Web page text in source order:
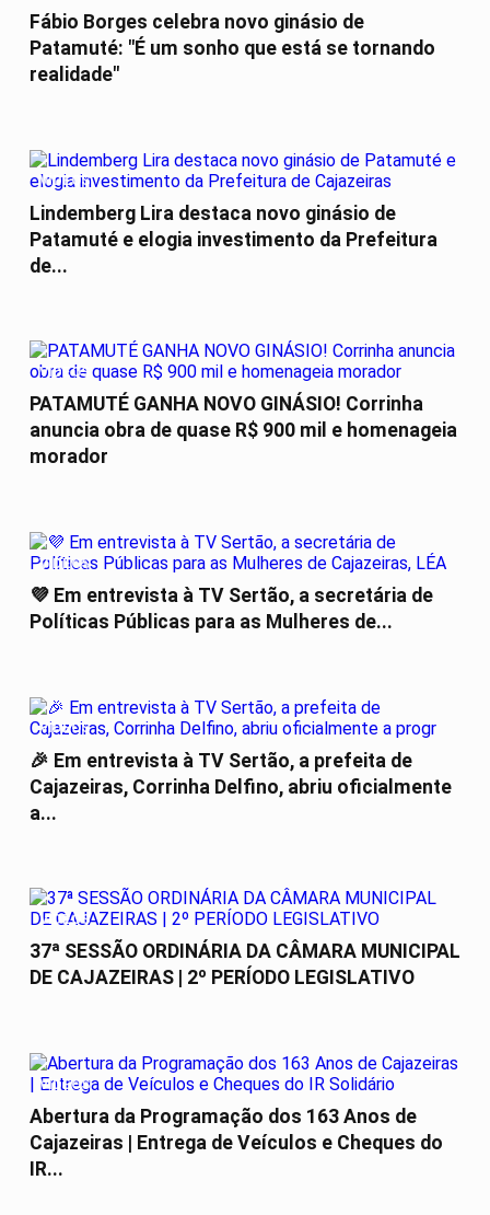
Fábio Borges celebra novo ginásio de
Patamuté: "É um sonho que está se tornando
realidade"
VÍDEOS
Lindemberg Lira destaca novo ginásio de
Patamuté e elogia investimento da Prefeitura
de...
VÍDEOS
PATAMUTÉ GANHA NOVO GINÁSIO! Corrinha
anuncia obra de quase R$ 900 mil e homenageia
morador
VÍDEOS
💜 Em entrevista à TV Sertão, a secretária de
Políticas Públicas para as Mulheres de...
VÍDEOS
🎉 Em entrevista à TV Sertão, a prefeita de
Cajazeiras, Corrinha Delfino, abriu oficialmente
a...
VÍDEOS
37ª SESSÃO ORDINÁRIA DA CÂMARA MUNICIPAL
DE CAJAZEIRAS | 2º PERÍODO LEGISLATIVO
VÍDEOS
Abertura da Programação dos 163 Anos de
Cajazeiras | Entrega de Veículos e Cheques do
IR...